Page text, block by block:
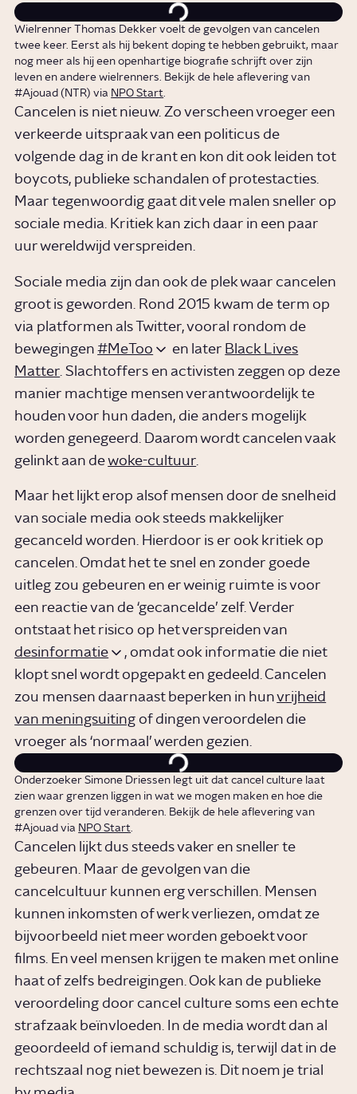
Wielrenner Thomas Dekker voelt de gevolgen van cancelen
twee keer. Eerst als hij bekent doping te hebben gebruikt, maar
nog meer als hij een openhartige biografie schrijft over zijn
leven en andere wielrenners. Bekijk de hele aflevering van
#Ajouad (NTR) via NPO Start.
Cancelen is niet nieuw. Zo verscheen vroeger een
verkeerde uitspraak van een politicus de
volgende dag in de krant en kon dit ook leiden tot
boycots, publieke schandalen of protestacties.
Maar tegenwoordig gaat dit vele malen sneller op
sociale media. Kritiek kan zich daar in een paar
uur wereldwijd verspreiden.
Sociale media zijn dan ook de plek waar cancelen
groot is geworden. Rond 2015 kwam de term op
via platformen als Twitter, vooral rondom de
bewegingen#MeToo en later Black Lives
Matter. Slachtoffers en activisten zeggen op deze
manier machtige mensen verantwoordelijk te
houden voor hun daden, die anders mogelijk
worden genegeerd. Daarom wordt cancelen vaak
gelinkt aan dewoke-cultuur.
Maar het lijkt erop alsof mensen door de snelheid
van sociale media ook steeds makkelijker
gecanceld worden. Hierdoor is er ook kritiek op
cancelen. Omdat het te snel en zonder goede
uitleg zou gebeuren en er weinig ruimte is voor
een reactie van de ‘gecancelde’ zelf. Verder
ontstaat het risico op het verspreiden van
desinformatie
, omdat ook informatie die niet
klopt snel wordt opgepakt en gedeeld. Cancelen
zou mensen daarnaast beperken in hunvrijheid
van meningsuiting of dingen veroordelen die
vroeger als ‘normaal’ werden gezien.
Onderzoeker Simone Driessen legt uit dat cancel culture laat
zien waar grenzen liggen in wat we mogen maken en hoe die
grenzen over tijd veranderen. Bekijk de hele aflevering van
#Ajouad via NPO Start.
Cancelen lijkt dus steeds vaker en sneller te
gebeuren. Maar de gevolgen van die
cancelcultuur kunnen erg verschillen. Mensen
kunnen inkomsten of werk verliezen, omdat ze
bijvoorbeeld niet meer worden geboekt voor
films. En veel mensen krijgen te maken met online
haat of zelfs bedreigingen. Ook kan de publieke
veroordeling door cancel culture soms een echte
strafzaak beïnvloeden. In de media wordt dan al
geoordeeld of iemand schuldig is, terwijl dat in de
rechtszaal nog niet bewezen is. Dit noem je trial